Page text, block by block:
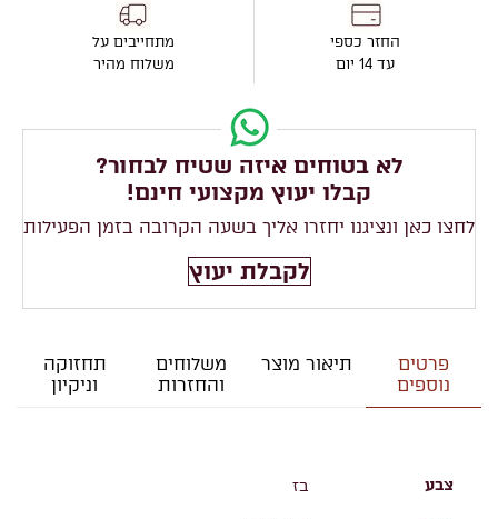
החזר כספי
עד 14 יום
מתחייבים על
משלוח מהיר
לא בטוחים איזה שטיח לבחור?
קבלו יעוץ מקצועי חינם!
לחצו כאן ונציגנו יחזרו אליך בשעה הקרובה בזמן הפעילות
לקבלת יעוץ
פרטים
נוספים
תיאור מוצר
משלוחים
והחזרות
תחזוקה
וניקיון
צבע בז